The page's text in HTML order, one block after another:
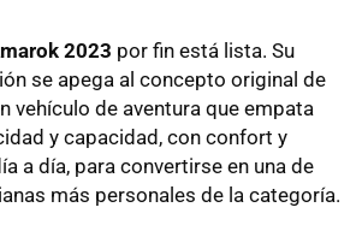
2023 por fin está lista. Su
se apega al concepto original de
vehículo de aventura que empata
y capacidad, con confort y
a día, para convertirse en una de
más personales de la categoría.